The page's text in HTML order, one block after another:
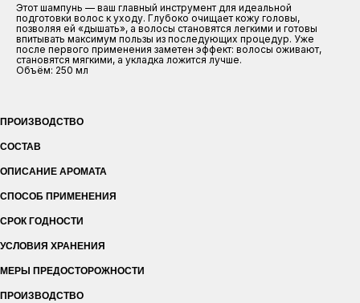
Этот шампунь — ваш главный инструмент для идеальной
подготовки волос к уходу. Глубоко очищает кожу головы,
позволяя ей «дышать», а волосы становятся легкими и готовы
впитывать максимум пользы из последующих процедур. Уже
после первого применения заметен эффект: волосы оживают,
становятся мягкими, а укладка ложится лучше.
Объём: 250 мл
ПРОИЗВОДСТВО
СОСТАВ
ОПИСАНИЕ АРОМАТА
СПОСОБ ПРИМЕНЕНИЯ
СРОК ГОДНОСТИ
УСЛОВИЯ ХРАНЕНИЯ
МЕРЫ ПРЕДОСТОРОЖНОСТИ
ПРОИЗВОДСТВО